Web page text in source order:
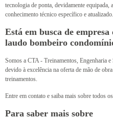
tecnologia de ponta, devidamente
conhecimento técnico específico e atualizado.
Está em busca de
laudo bombeiro
Somos a CTA - Treinamentos, Engenharia
devido à excelência na oferta de mão de
treinamentos.
Entre em contato e saiba mais sobre todos
Para saber mais sobre